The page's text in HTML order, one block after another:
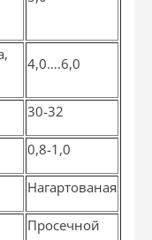
4,0….6,0
30-32
0,8-1,0
Нагартованая
Просечной